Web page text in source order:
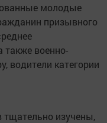
молодые
призывного
также военно-
водители категории
тщательно изучены,